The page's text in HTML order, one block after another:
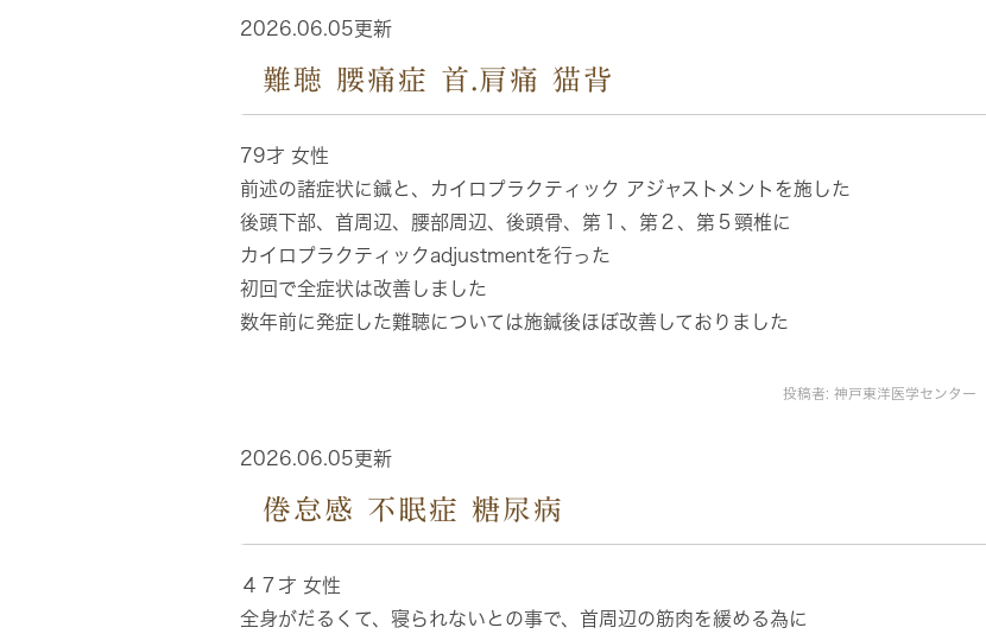
2026.06.05更新
難聴 腰痛症 首.肩痛 猫背
79才 女性
前述の諸症状に鍼と、カイロプラクティック アジャストメントを施した
後頭下部、首周辺、腰部周辺、後頭骨、第１、第２、第５頸椎に
カイロプラクティックadjustmentを行った
初回で全症状は改善しました
数年前に発症した難聴については施鍼後ほぼ改善しておりました
投稿者: 神戸東洋医学センター
2026.06.05更新
倦怠感 不眠症 糖尿病
４７才 女性
全身がだるくて、寝られないとの事で、首周辺の筋肉を緩める為に